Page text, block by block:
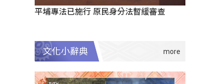
平埔專法已施行 原民身分法暫緩審查
文化小辭典